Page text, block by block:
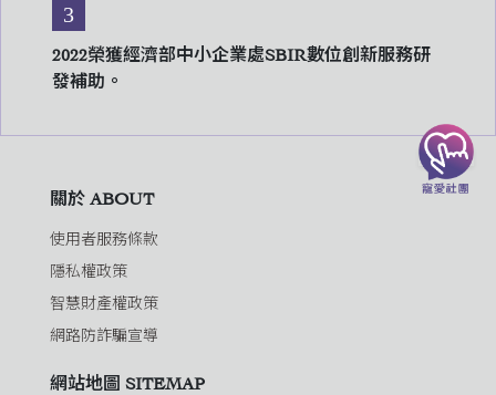
3
2022榮獲經濟部中小企業處SBIR數位創新服務研
發補助。
關於 ABOUT
使用者服務條款
隱私權政策
智慧財產權政策
網路防詐騙宣導
網站地圖 SITEMAP